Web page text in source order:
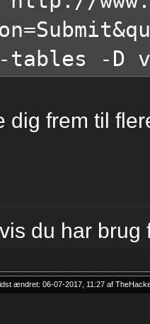
-D
dig frem til
du har
ændret: 06-07-2017, 11:27 af